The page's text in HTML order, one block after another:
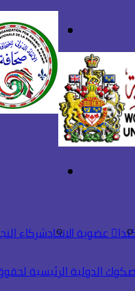
بحث
عن
تسجيل
الدخول
عضوية الاتحادشركاء
الدولية الرئيسية